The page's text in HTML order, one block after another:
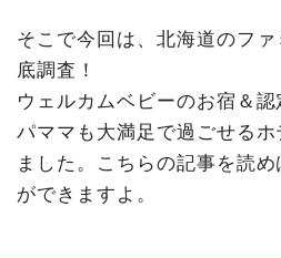
函館市（中心部）｜函館国際
森町｜リブマックスリゾート
音更町（十勝川温泉）｜十
陽亭
斜里町（ウトロ温泉）｜KIKI
そこで今回は、北海道のフ
底調査！
ウェルカムベビーのお宿＆
パママも大満足で過ごせる
ました。こちらの記事を読
ができますよ。